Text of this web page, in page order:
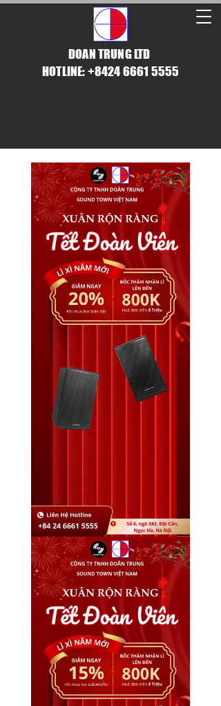
DOAN TRUNG LTD
HOTLINE: +8424 6661 5555